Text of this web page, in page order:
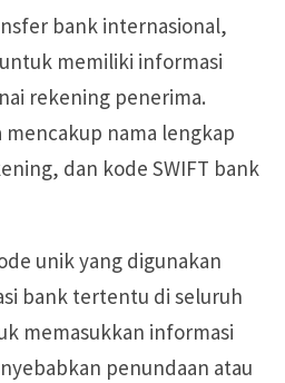
bank internasional,
memiliki informasi
rekening penerima.
mencakup nama lengkap
dan kode SWIFT bank
unik yang digunakan
bank tertentu di seluruh
memasukkan informasi
penundaan atau